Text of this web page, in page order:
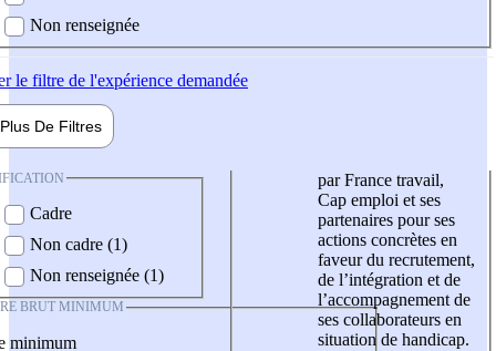
Non renseignée
le filtre de l'expérience demandée
Plus De Filtres
Cadre
Non cadre (1)
Non renseignée (1)
BRUT MINIMUM
minimum
par France travail,
Cap emploi et ses
partenaires pour ses
actions concrètes en
faveur du recrutement,
de l’intégration et de
l’accompagnement de
ses collaborateurs en
situation de handicap.